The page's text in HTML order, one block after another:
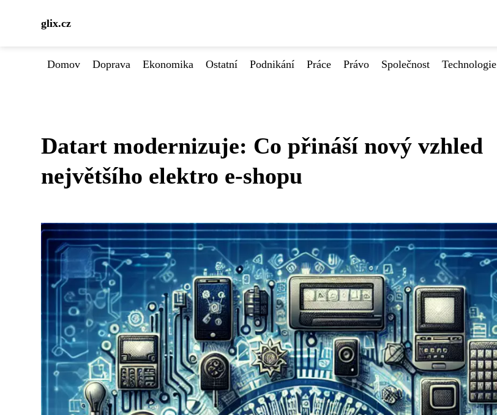
glix.cz
Domov Doprava Ekonomika Ostatní Podnikání Práce Právo Společnost Technologie
Datart modernizuje: Co přináší nový vzhled
největšího elektro e-shopu